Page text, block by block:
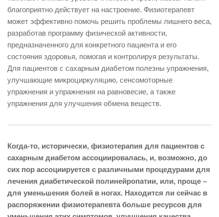
благоприятно действует на настроение. Физиотерапевт
может эффективно помочь решить проблемы лишнего веса,
разработав программу физической активности,
предназначенного для конкретного пациента и его
состояния здоровья, помогая и контролируя результаты.
Для пациентов с сахарным диабетом полезны упражнения,
улучшающие микроциркуляцию, сенсомоторные
упражнения и упражнения на равновесие, а также
упражнения для улучшения обмена веществ.
Когда-то, исторически, физиотерапия для пациентов с
сахарным диабетом ассоциировалась, и, возможно, до
сих пор ассоциируется с различными процедурами для
лечения диабетической полинейропатии, или, проще –
для уменьшения болей в ногах. Находится ли сейчас в
распоряжении физиотерапевта больше ресурсов для